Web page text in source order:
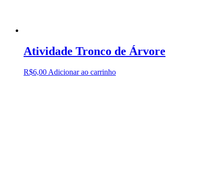
Atividade Tronco de Árvore
R$6,00 Adicionar ao carrinho